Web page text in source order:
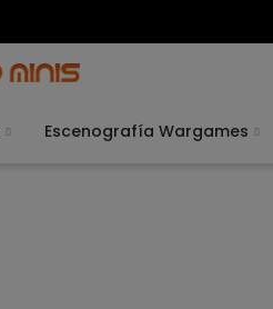
Escenografía Wargames